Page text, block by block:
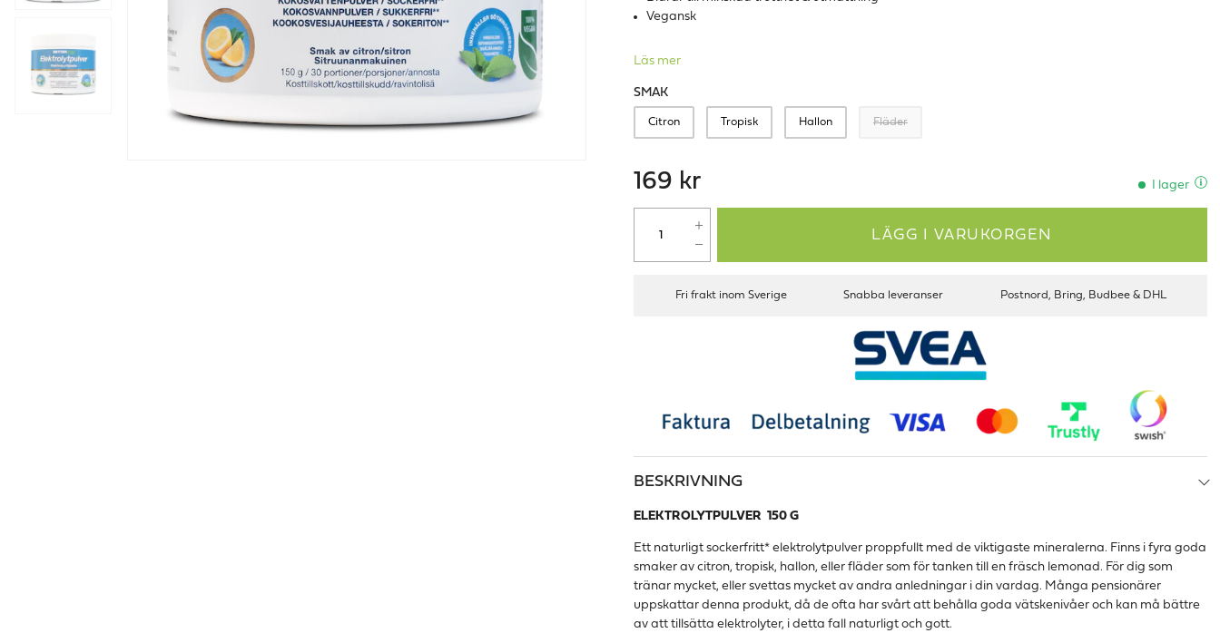
Vegansk
Läs mer
SMAK
Citron Tropisk Hallon Fläder
169 kr I lager
LÄGG I VARUKORGEN
Fri frakt inom Sverige Snabba leveranser Postnord, Bring, Budbee & DHL
BESKRIVNING
ELEKTROLYTPULVER 150 G
Ett naturligt sockerfritt* elektrolytpulver proppfullt med de viktigaste mineralerna. Finns i fyra goda
smaker av citron, tropisk, hallon, eller fläder som för tanken till en fräsch lemonad. För dig som
tränar mycket, eller svettas mycket av andra anledningar i din vardag. Många pensionärer
uppskattar denna produkt, då de ofta har svårt att behålla goda vätskenivåer och kan må bättre
av att tillsätta elektrolyter, i detta fall naturligt och gott.